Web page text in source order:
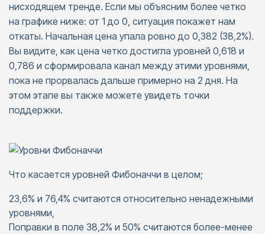
нисходящем тренде. Если мы объясним более четко
на графике ниже: от 1 до 0, ситуация покажет нам
откаты. Начальная цена упала ровно до 0,382 (38,2%).
Вы видите, как цена четко достигла уровней 0,618 и
0,786 и сформировала канал между этими уровнями,
пока не прорвалась дальше примерно на 2 дня. На
этом этапе вы также можете увидеть точки
поддержки.
Что касается уровней Фибоначчи в целом;
23,6% и 76,4% считаются относительно ненадежными
уровнями,
Поправки в поле 38,2% и 50% считаются более-менее